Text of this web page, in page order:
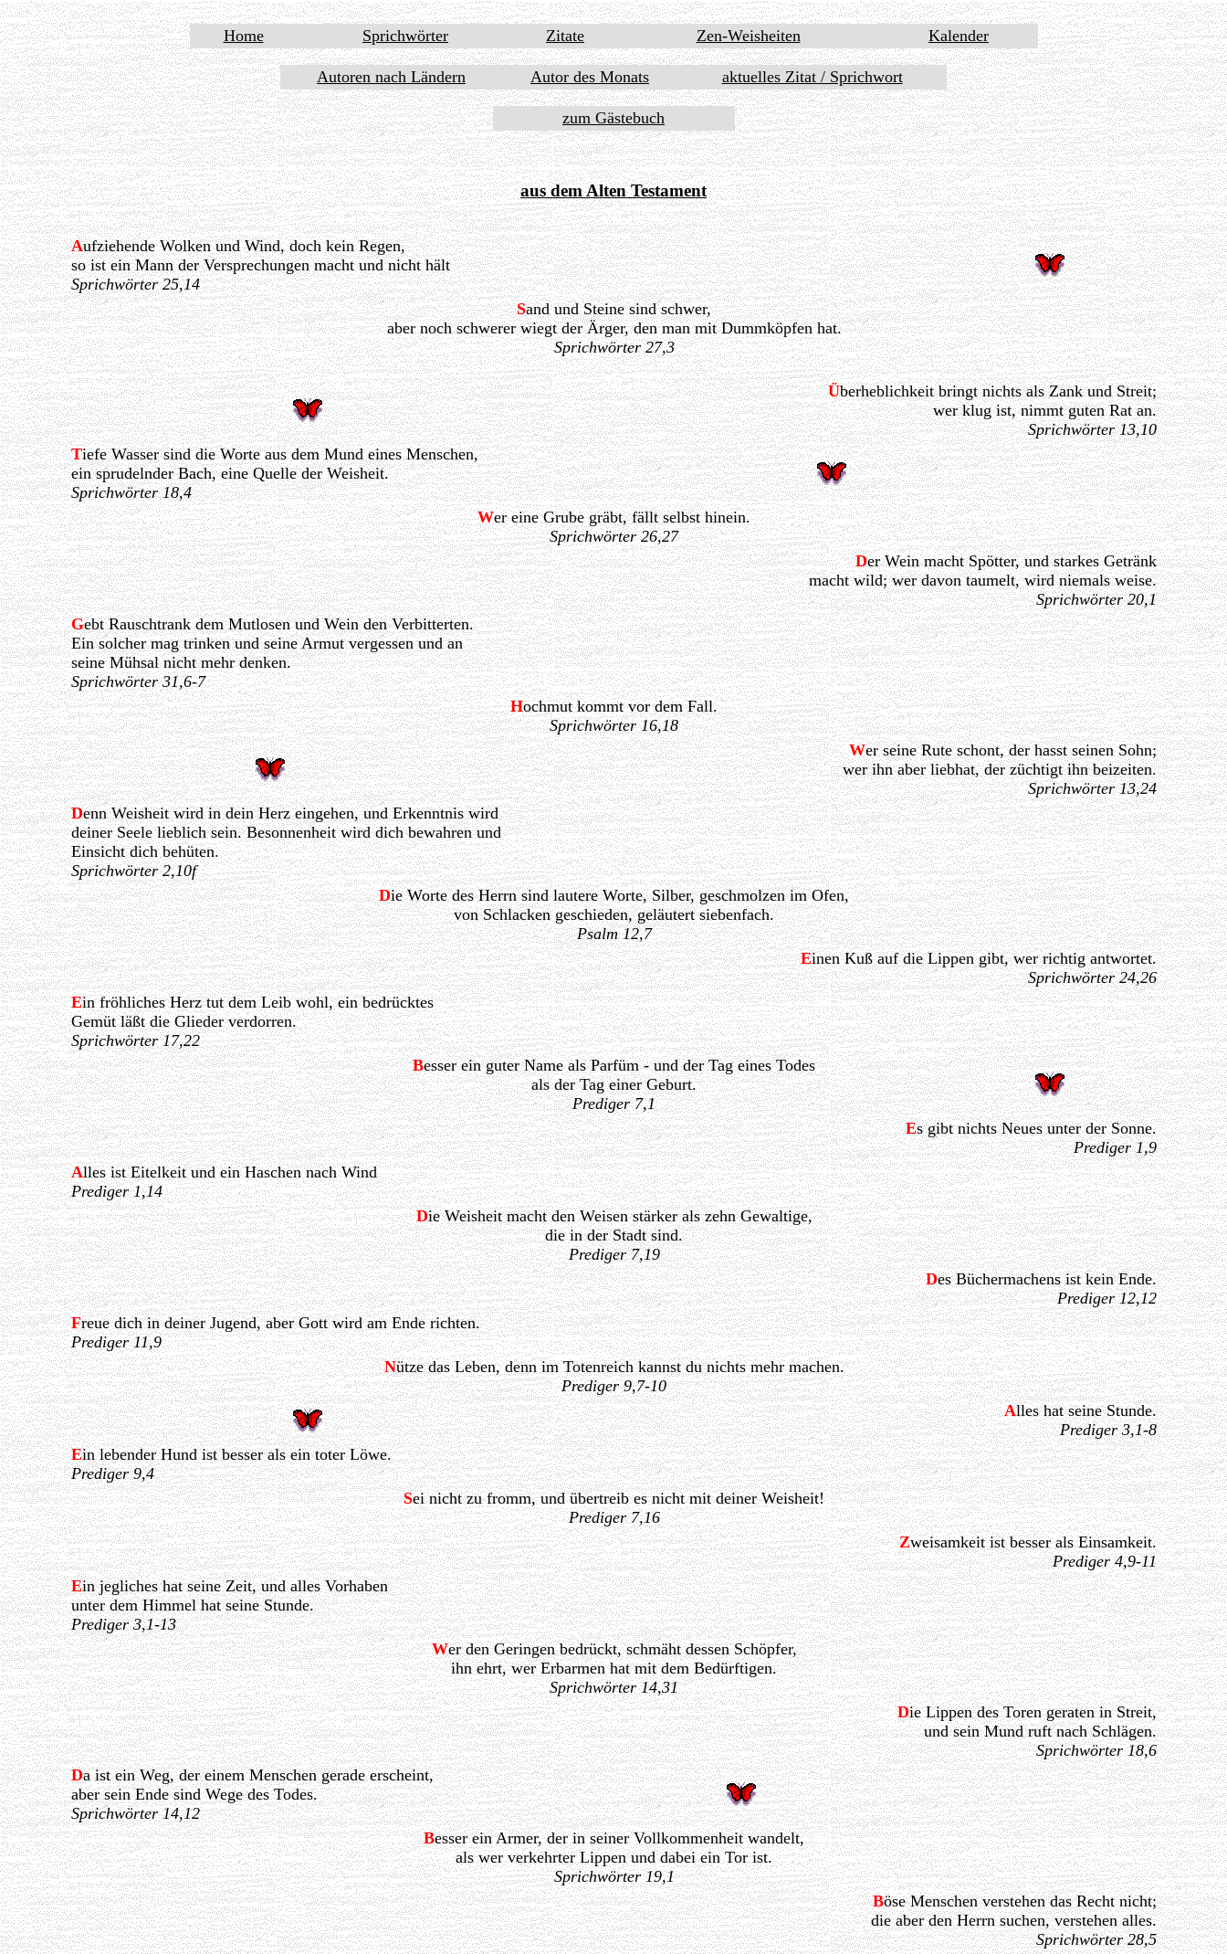
Home Sprichwörter Zitate Zen-Weisheiten Kalender
Autoren nach Ländern Autor des Monats aktuelles Zitat / Sprichwort
zum Gästebuch
aus dem Alten Testament
Aufziehende Wolken und Wind, doch kein Regen,
so ist ein Mann der Versprechungen macht und nicht hält
Sprichwörter 25,14
Sand und Steine sind schwer,
aber noch schwerer wiegt der Ärger, den man mit Dummköpfen hat.
Sprichwörter 27,3
Überheblichkeit bringt nichts als Zank und Streit;
wer klug ist, nimmt guten Rat an.
Sprichwörter 13,10
Tiefe Wasser sind die Worte aus dem Mund eines Menschen,
ein sprudelnder Bach, eine Quelle der Weisheit.
Sprichwörter 18,4
Wer eine Grube gräbt, fällt selbst hinein.
Sprichwörter 26,27
Der Wein macht Spötter, und starkes Getränk
macht wild; wer davon taumelt, wird niemals weise.
Sprichwörter 20,1
Gebt Rauschtrank dem Mutlosen und Wein den Verbitterten.
Ein solcher mag trinken und seine Armut vergessen und an
seine Mühsal nicht mehr denken.
Sprichwörter 31,6-7
Hochmut kommt vor dem Fall.
Sprichwörter 16,18
Wer seine Rute schont, der hasst seinen Sohn;
wer ihn aber liebhat, der züchtigt ihn beizeiten.
Sprichwörter 13,24
Denn Weisheit wird in dein Herz eingehen, und Erkenntnis wird
deiner Seele lieblich sein. Besonnenheit wird dich bewahren und
Einsicht dich behüten.
Sprichwörter 2,10f
Die Worte des Herrn sind lautere Worte, Silber, geschmolzen im Ofen,
von Schlacken geschieden, geläutert siebenfach.
Psalm 12,7
Einen Kuß auf die Lippen gibt, wer richtig antwortet.
Sprichwörter 24,26
Ein fröhliches Herz tut dem Leib wohl, ein bedrücktes
Gemüt läßt die Glieder verdorren.
Sprichwörter 17,22
Besser ein guter Name als Parfüm - und der Tag eines Todes
als der Tag einer Geburt.
Prediger 7,1
Es gibt nichts Neues unter der Sonne.
Prediger 1,9
Alles ist Eitelkeit und ein Haschen nach Wind
Prediger 1,14
Die Weisheit macht den Weisen stärker als zehn Gewaltige,
die in der Stadt sind.
Prediger 7,19
Des Büchermachens ist kein Ende.
Prediger 12,12
Freue dich in deiner Jugend, aber Gott wird am Ende richten.
Prediger 11,9
Nütze das Leben, denn im Totenreich kannst du nichts mehr machen.
Prediger 9,7-10
Alles hat seine Stunde.
Prediger 3,1-8
Ein lebender Hund ist besser als ein toter Löwe.
Prediger 9,4
Sei nicht zu fromm, und übertreib es nicht mit deiner Weisheit!
Prediger 7,16
Zweisamkeit ist besser als Einsamkeit.
Prediger 4,9-11
Ein jegliches hat seine Zeit, und alles Vorhaben
unter dem Himmel hat seine Stunde.
Prediger 3,1-13
Wer den Geringen bedrückt, schmäht dessen Schöpfer,
ihn ehrt, wer Erbarmen hat mit dem Bedürftigen.
Sprichwörter 14,31
Die Lippen des Toren geraten in Streit,
und sein Mund ruft nach Schlägen.
Sprichwörter 18,6
Da ist ein Weg, der einem Menschen gerade erscheint,
aber sein Ende sind Wege des Todes.
Sprichwörter 14,12
Besser ein Armer, der in seiner Vollkommenheit wandelt,
als wer verkehrter Lippen und dabei ein Tor ist.
Sprichwörter 19,1
Böse Menschen verstehen das Recht nicht;
die aber den Herrn suchen, verstehen alles.
Sprichwörter 28,5